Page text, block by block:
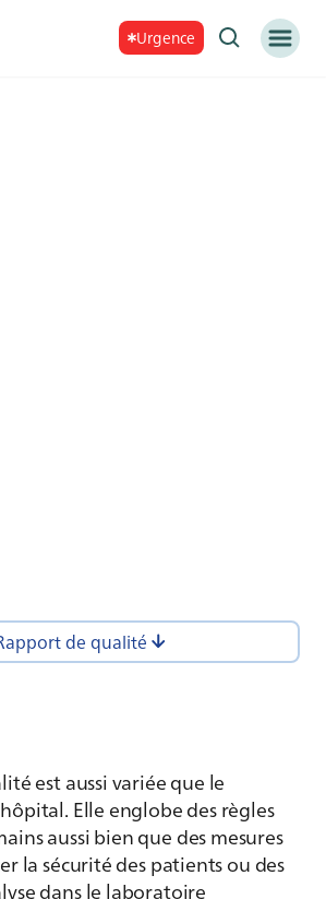
Urgence
de qualité
est aussi variée que le
Elle englobe des règles
aussi bien que des mesures
la sécurité des patients ou des
dans le laboratoire